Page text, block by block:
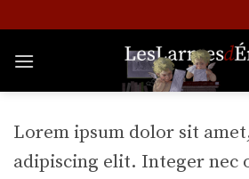
to
content
Lorem ipsum dolor sit
adipiscing elit. Integer nec